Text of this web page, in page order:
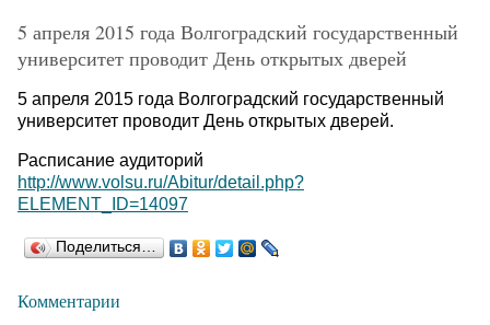
Образовательный кредит
Актуальные статьи
5 апреля 2015 года Волгоградский государственный
университет проводит День открытых дверей
5 апреля 2015 года Волгоградский государственный
университет проводит День открытых дверей.
Расписание аудиторий
http://www.volsu.ru/Abitur/detail.php?
ELEMENT_ID=14097
Поделиться…
Комментарии